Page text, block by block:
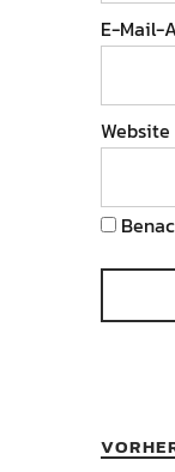
E-Mail-
Website